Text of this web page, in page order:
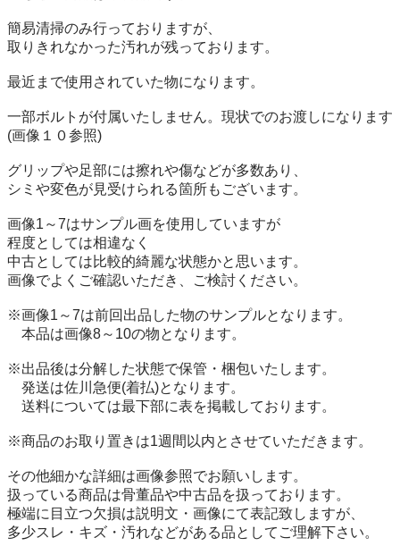
簡易清掃のみ行っておりますが、
取りきれなかった汚れが残っております。
最近まで使用されていた物になります。
一部ボルトが付属いたしません。現状でのお渡しになります
(画像１０参照)
グリップや足部には擦れや傷などが多数あり、
シミや変色が見受けられる箇所もございます。
画像1～7はサンプル画を使用していますが
程度としては相違なく
中古としては比較的綺麗な状態かと思います。
画像でよくご確認いただき、ご検討ください。
※画像1～7は前回出品した物のサンプルとなります。
本品は画像8～10の物となります。
※出品後は分解した状態で保管・梱包いたします。
発送は佐川急便(着払)となります。
送料については最下部に表を掲載しております。
※商品のお取り置きは1週間以内とさせていただきます。
その他細かな詳細は画像参照でお願いします。
扱っている商品は骨董品や中古品を扱っております。
極端に目立つ欠損は説明文・画像にて表記致しますが、
多少スレ・キズ・汚れなどがある品としてご理解下さい。